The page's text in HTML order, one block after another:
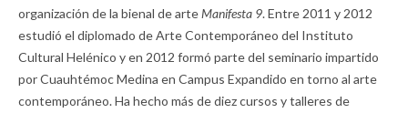
organización de la bienal de arteManifesta 9. Entre 2011 y 2012
estudió el diplomado de Arte Contemporáneo del Instituto
Cultural Helénico y en 2012 formó parte del seminario impartido
por Cuauhtémoc Medina en Campus Expandido en torno al arte
contemporáneo. Ha hecho más de diez cursos y talleres de